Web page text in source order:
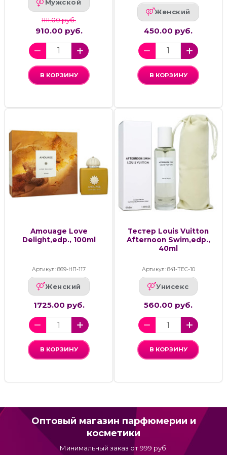
Мужской
1111.00 руб.
910.00 руб.
В КОРЗИНУ
Женский
450.00 руб.
В КОРЗИНУ
Amouage Love
Delight,edp., 100ml
Артикул: 869-НП-117
Женский
1725.00 руб.
В КОРЗИНУ
Тестер Louis Vuitton
Afternoon Swim,edp.,
40ml
Артикул: 841-ТЕС-10
Унисекс
560.00 руб.
В КОРЗИНУ
Оптовый магазин парфюмерии и
косметики
Минимальный заказ от 999 руб.